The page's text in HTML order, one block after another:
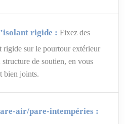
rigide : Fixez des
rigide sur le pourtour extérieur
de soutien, en vous
bien joints.
air/pare-intempéries :